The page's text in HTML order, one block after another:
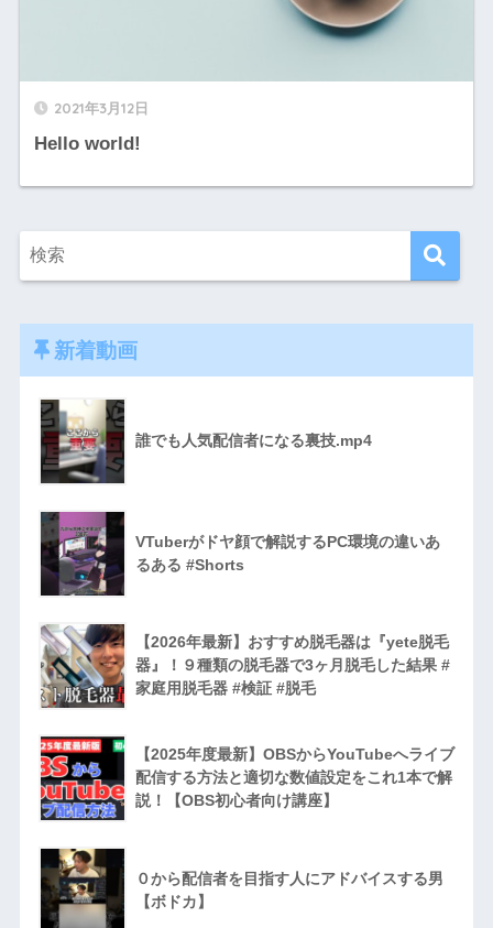
2021年3月12日
Hello world!
新着動画
誰でも人気配信者になる裏技.mp4
VTuberがドヤ顔で解説するPC環境の違いあ
るある #Shorts
【2026年最新】おすすめ脱毛器は『yete脱毛
器』！９種類の脱毛器で3ヶ月脱毛した結果 #
家庭用脱毛器 #検証 #脱毛
【2025年度最新】OBSからYouTubeへライブ
配信する方法と適切な数値設定をこれ1本で解
説！【OBS初心者向け講座】
０から配信者を目指す人にアドバイスする男
【ボドカ】